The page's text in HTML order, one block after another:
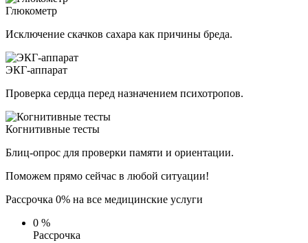
Глюкометр
Исключение скачков сахара как причины бреда.
ЭКГ-аппарат
Проверка сердца перед назначением психотропов.
Когнитивные тесты
Блиц-опрос для проверки памяти и ориентации.
Поможем прямо сейчас в любой ситуации!
Рассрочка 0% на все медицинские услуги
0 %
Рассрочка